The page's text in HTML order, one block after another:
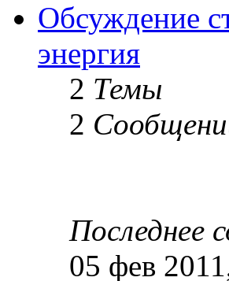
Обсуждение
энергия
2 Темы
2
Последнее
05 фев